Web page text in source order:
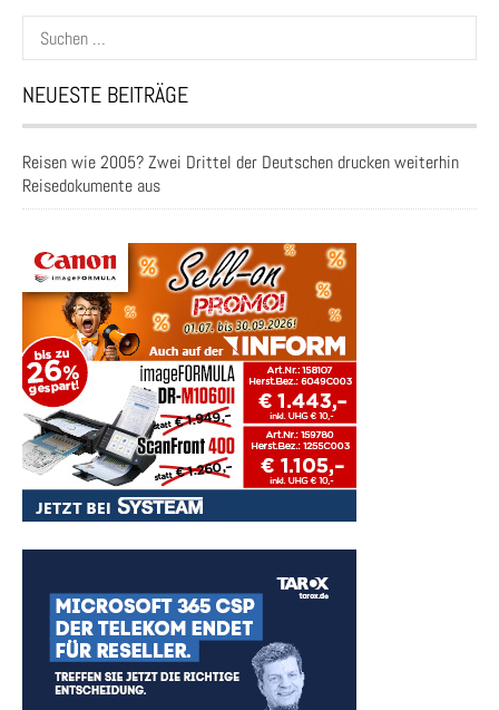
Suchen
nach:
NEUESTE BEITRÄGE
Reisen wie 2005? Zwei Drittel der Deutschen drucken weiterhin
Reisedokumente aus